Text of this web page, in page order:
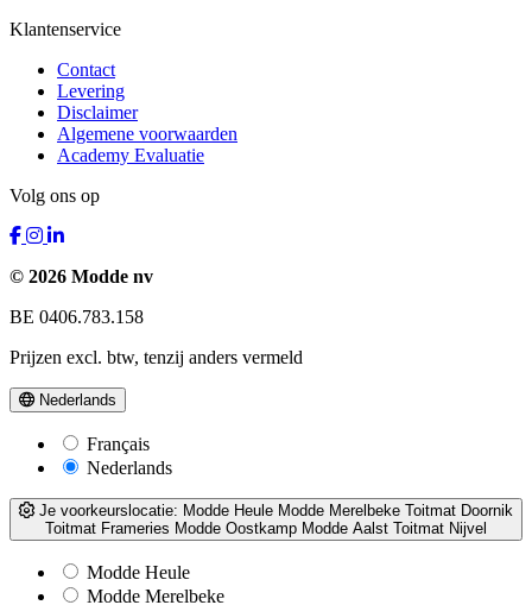
Klantenservice
Contact
Levering
Disclaimer
Algemene voorwaarden
Academy Evaluatie
Volg ons op
© 2026 Modde nv
BE 0406.783.158
Prijzen excl. btw, tenzij anders vermeld
Nederlands
Français
Nederlands
Je voorkeurslocatie: Modde Heule Modde Merelbeke Toitmat Doornik
Toitmat Frameries Modde Oostkamp Modde Aalst Toitmat Nijvel
Modde Heule
Modde Merelbeke